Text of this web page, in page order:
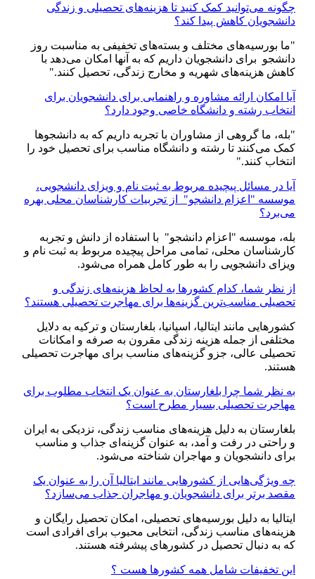
چگونه می‌توانید کمک کنید تا هزینه‌های تحصیلی و زندگی
دانشجویان کاهش پیدا کند؟
"ما بورسیه‌های مختلف و بسته‌های تخفیفی به مناسبت روز
دانشجو برای دانشجویان داریم که به آنها امکان می‌دهد با
کاهش هزینه‌های شهریه و مخارج زندگی، تحصیل کنند."
آیا امکان ارائه مشاوره و راهنمایی برای دانشجویان برای
انتخاب رشته و دانشگاه خاصی وجود دارد؟
"بله، ما گروهی از مشاوران با تجربه داریم که به دانشجوها
کمک می‌کنند تا رشته و دانشگاه مناسب برای تحصیل خود را
انتخاب کنند."
آیا در مسائل پیچیده مربوط به ثبت نام و ویزای دانشجویی،
موسسه "اعزام دانشجو" از تجربیات کارشناسان محلی بهره
می‌برد؟
بله، موسسه "اعزام دانشجو" با استفاده از دانش و تجربه
کارشناسان محلی، تمامی مراحل پیچیده مربوط به ثبت نام و
ویزای دانشجویی را به طور کامل همراه می‌شود.
از نظر شما، کدام کشورها به لحاظ هزینه‌های زندگی و
تحصیلی مناسب‌ترین گزینه‌ها برای مهاجرت تحصیلی هستند؟
کشورهایی مانند ایتالیا، اسپانیا، بلغارستان و ترکیه به دلایل
مختلفی از جمله هزینه زندگی مقرون به صرفه و امکانات
تحصیلی عالی، جزو گزینه‌های مناسب برای مهاجرت تحصیلی
هستند.
به نظر شما چرا بلغارستان به عنوان یک انتخاب مطلوب برای
مهاجرت تحصیلی بسیار مطرح است؟
بلغارستان به دلیل هزینه‌های مناسب زندگی، نزدیکی به ایران
و راحتی در رفت و آمد، به عنوان گزینه‌ای جذاب و مناسب
برای دانشجویان و مهاجران شناخته می‌شود.
چه ویژگی‌هایی از کشورهایی مانند ایتالیا آن را به عنوان یک
مقصد برتر برای دانشجویان و مهاجران جذاب می‌سازد؟
ایتالیا به دلیل بورسیه‌های تحصیلی، امکان تحصیل رایگان و
هزینه‌های مناسب زندگی، انتخابی محبوب برای افرادی است
که به دنبال تحصیل در کشورهای پیشرفته هستند.
این تخفیفات شامل همه کشورها هست ؟